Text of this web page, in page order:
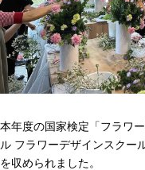
本年度の国家検定「フラワ
ル フラワーデザインスクー
を収められました。